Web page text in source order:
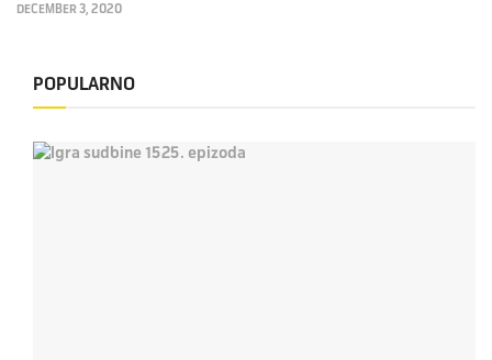
DECEMBER 3, 2020
POPULARNO